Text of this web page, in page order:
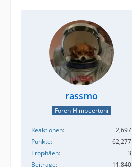
rassmo
Foren-Himbeertoni
Reaktionen
2,697
Punkte
62,277
Trophäen
3
Beiträge
11,840